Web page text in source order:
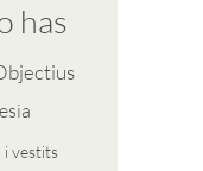
has
i vestits